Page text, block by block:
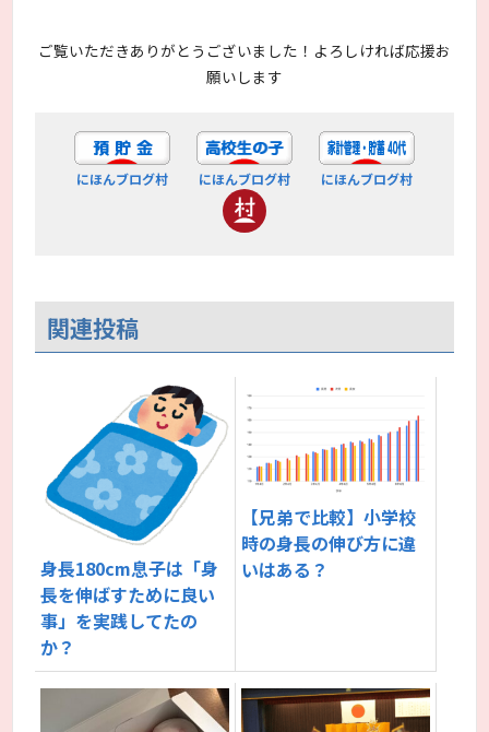
ご覧いただきありがとうございました！よろしければ応援お
願いします
にほんブログ村 にほんブログ村 にほんブログ村
関連投稿
身長180cm息子は「身
長を伸ばすために良い
事」を実践してたの
か？
【兄弟で比較】小学校
時の身長の伸び方に違
いはある？